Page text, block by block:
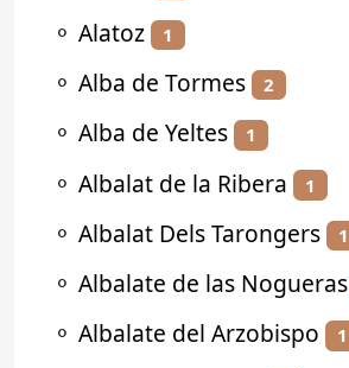
⚬ Alatoz 1
⚬ Alba de Tormes 2
⚬ Alba de Yeltes 1
⚬ Albalat de la Ribera 1
⚬ Albalat Dels Tarongers 1
⚬ Albalate de las Nogueras
⚬ Albalate del Arzobispo 1